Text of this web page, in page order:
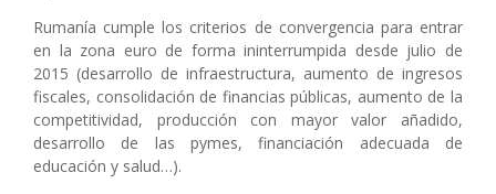
Rumanía cumple los criterios de convergencia para entrar
en la zona euro de forma ininterrumpida desde julio de
2015 (desarrollo de infraestructura, aumento de ingresos
fiscales, consolidación de financias públicas, aumento de la
competitividad, producción con mayor valor añadido,
desarrollo de las pymes, financiación adecuada de
educación y salud…).